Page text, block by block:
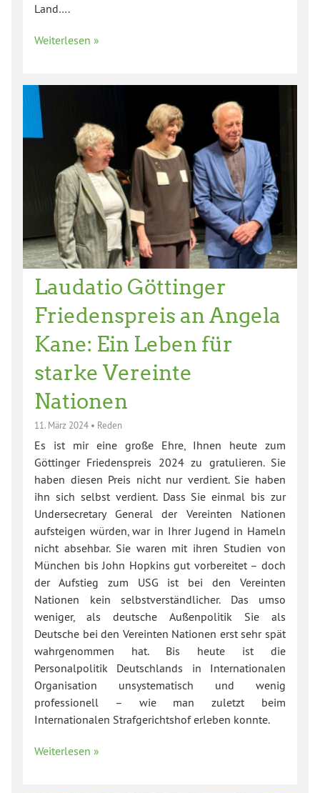
Land….
Weiterlesen »
Laudatio Göttinger
Friedenspreis an Angela
Kane: Ein Leben für
starke Vereinte
Nationen
11. März 2024 • Reden
Es ist mir eine große Ehre, Ihnen heute zum
Göttinger Friedenspreis 2024 zu gratulieren. Sie
haben diesen Preis nicht nur verdient. Sie haben
ihn sich selbst verdient. Dass Sie einmal bis zur
Undersecretary General der Vereinten Nationen
aufsteigen würden, war in Ihrer Jugend in Hameln
nicht absehbar. Sie waren mit ihren Studien von
München bis John Hopkins gut vorbereitet – doch
der Aufstieg zum USG ist bei den Vereinten
Nationen kein selbstverständlicher. Das umso
weniger, als deutsche Außenpolitik Sie als
Deutsche bei den Vereinten Nationen erst sehr spät
wahrgenommen hat. Bis heute ist die
Personalpolitik Deutschlands in Internationalen
Organisation unsystematisch und wenig
professionell – wie man zuletzt beim
Internationalen Strafgerichtshof erleben konnte.
Weiterlesen »